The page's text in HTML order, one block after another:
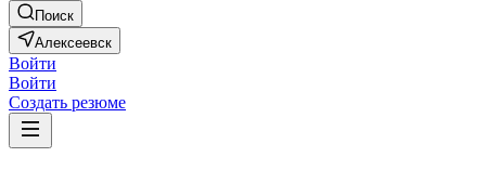
Поиск
Алексеевск
Войти
Войти
Создать резюме